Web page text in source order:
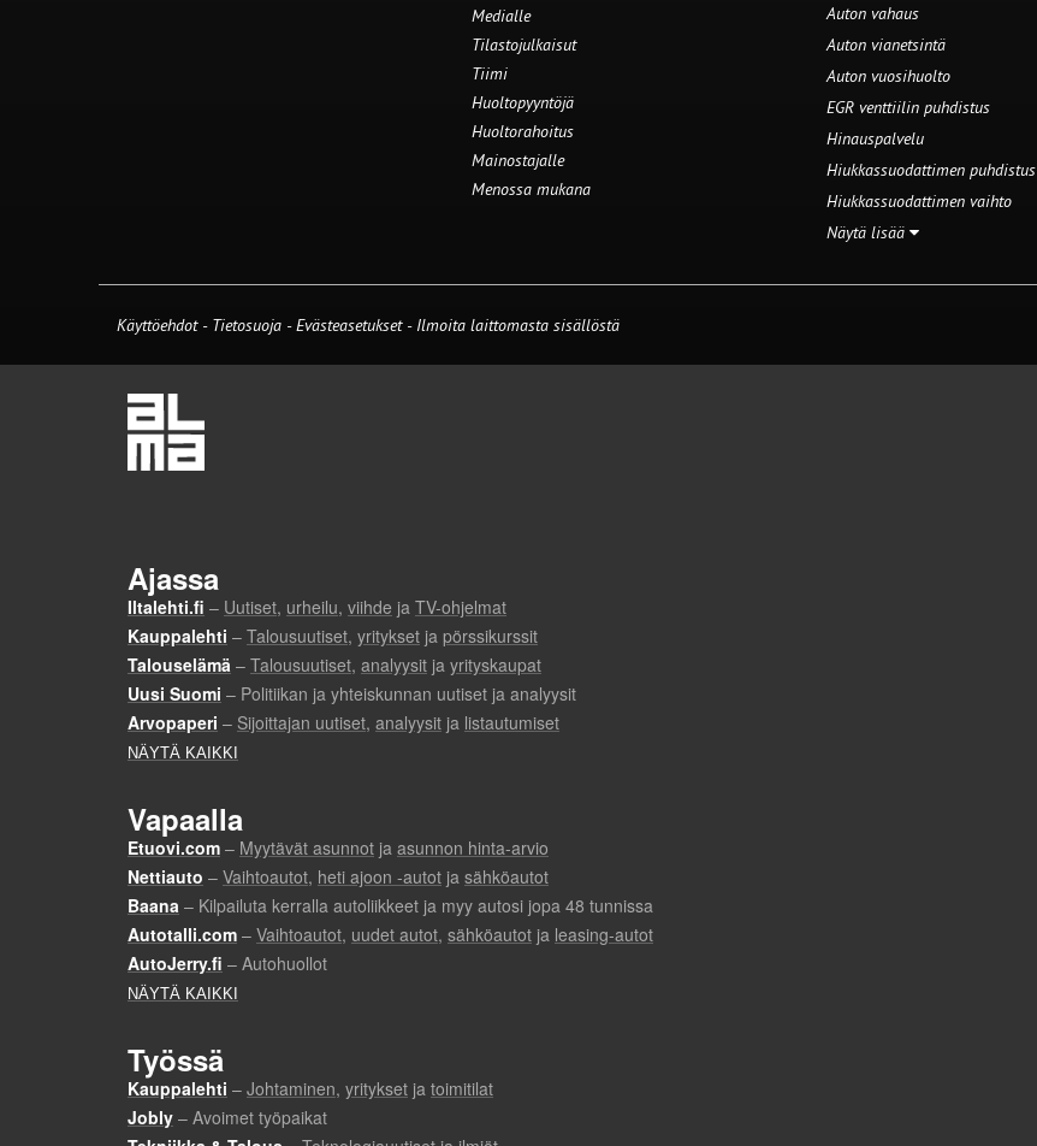
Medialle
Tilastojulkaisut
Tiimi
Huoltopyyntöjä
Huoltorahoitus
Mainostajalle
Menossa mukana
Auton vahaus
Auton vianetsintä
Auton vuosihuolto
EGR venttiilin puhdistus
Hinauspalvelu
Hiukkassuodattimen puhdistus
Hiukkassuodattimen vaihto
Näytä lisää
Käyttöehdot - Tietosuoja -Evästeasetukset- Ilmoita laittomasta sisällöstä